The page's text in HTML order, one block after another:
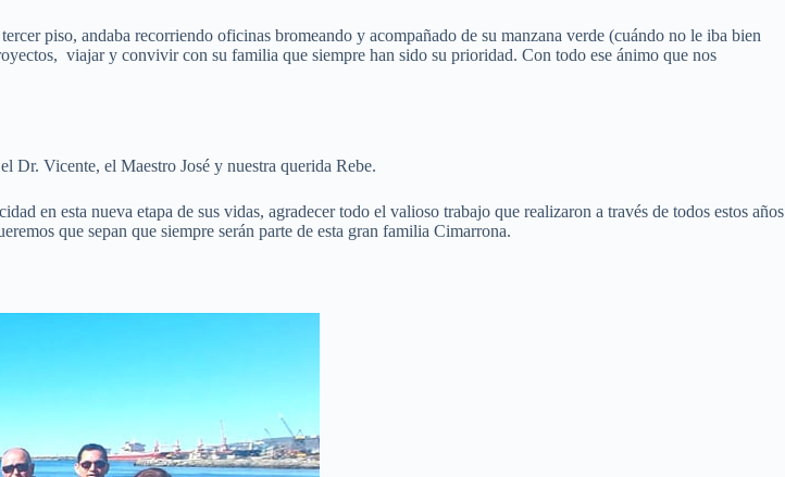
piso, andaba recorriendo oficinas bromeando y acompañado de su manzana verde (cuándo no le iba bien
viajar y convivir con su familia que siempre han sido su prioridad. Con todo ese ánimo que nos
Dr. Vicente, el Maestro José y nuestra querida Rebe.
en esta nueva etapa de sus vidas, agradecer todo el valioso trabajo que realizaron a través de todos estos años
que sepan que siempre serán parte de esta gran familia Cimarrona.